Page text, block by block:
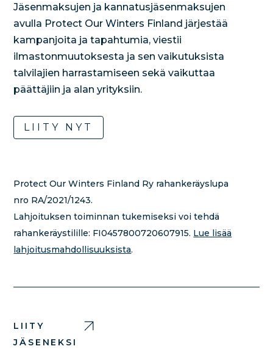
Jäsenmaksujen ja kannatusjäsenmaksujen
avulla Protect Our Winters Finland järjestää
kampanjoita ja tapahtumia, viestii
ilmastonmuutoksesta ja sen vaikutuksista
talvilajien harrastamiseen sekä vaikuttaa
päättäjiin ja alan yrityksiin.
LIITY NYT
Protect Our Winters Finland Ry rahankeräyslupa
nro RA/2021/1243.
Lahjoituksen toiminnan tukemiseksi voi tehdä
rahankeräystilille: FI0457800720607915. Lue lisää
lahjoitusmahdollisuuksista.
LIITY
JÄSENEKSI